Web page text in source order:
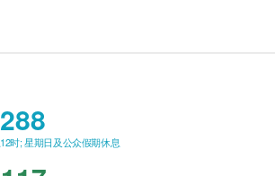
用于香港地区
供送货服务:
大屿山(包括愉景湾), 南丫岛, 长洲, 坪
时; 星期日及公众假期休息